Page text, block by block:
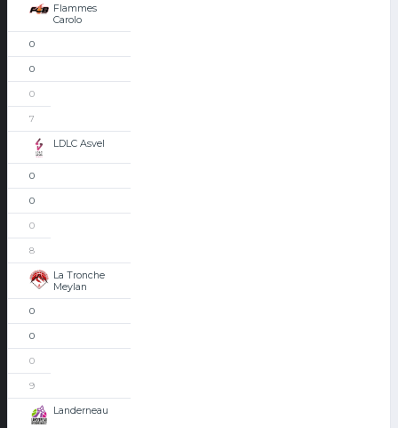
Flammes
Carolo
0
0
0
7
LDLC Asvel
0
0
0
8
La Tronche
Meylan
0
0
0
9
Landerneau